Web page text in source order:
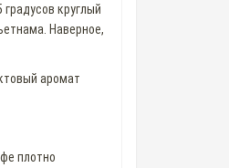
круглый
Наверное,
аромат
плотно